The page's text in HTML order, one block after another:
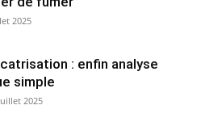
2025
: enfin analyse
simple
2025